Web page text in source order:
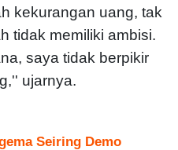
kekurangan uang, tak
tidak memiliki ambisi.
saya tidak berpikir
ujarnya.
Seiring Demo